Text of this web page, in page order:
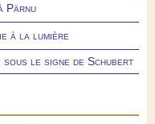
Pärnu
à la lumière
le signe de Schubert